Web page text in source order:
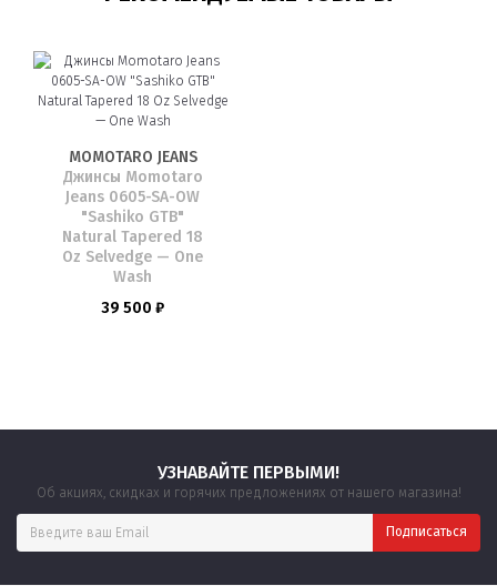
MOMOTARO JEANS
Джинсы Momotaro
Jeans 0605-SA-OW
"Sashiko GTB"
Natural Tapered 18
Oz Selvedge — One
Wash
39 500 ₽
УЗНАВАЙТЕ ПЕРВЫМИ!
Об акциях, скидках и горячих предложениях от нашего магазина!